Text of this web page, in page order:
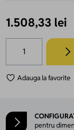
1.508,33 lei
Adauga la favorite
pentru